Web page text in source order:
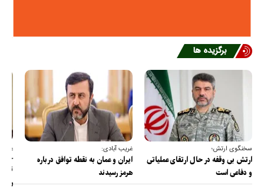
برگزیده ها
سخنگوی ارتش؛
ارتش بی وقفه در حال ارتقای عملیاتی
و دفاعی است
غریب آبادی:
ایران و عمان به نقطه توافق درباره
هرمز رسیدند
عضو
را